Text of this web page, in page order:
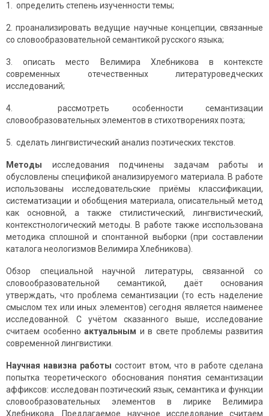
1. определить степень изученности темы;
2. проанализировать ведущие научные концепции, связанные
со словообразовательной семантикой русского языка;
3. описать место Велимира Хлебникова в контексте
современных отечественных литературоведческих
исследований;
4. рассмотреть особенности семантизации
словообразовательных элементов в стихотворениях поэта;
5. сделать лингвистический анализ поэтических текстов.
Методы исследования подчинены задачам работы и
обусловлены спецификой анализируемого материала. В работе
использованы исследовательские приёмы классификации,
систематизации и обобщения материала, описательный метод
как основной, а также стилистический, лингвистический,
контекстнологический методы. В работе также исспользована
методика сплошной и спонтанной выборки (при составлении
каталога неологизмов Велимира Хлебникова).
Обзор специальной научной литературы, связанной со
словообразовательной семантикой, даёт основания
утверждать, что проблема семантизации (то есть наделение
смыслом тех или иных элементов) сегодня является наименее
исследованной. С учётом сказанного выше, исследование
считаем особенноактуальным и в свете проблемы развития
современной лингвистики.
Научная навизна работысостоит втом, что в работе сделана
попытка теоретического обоснования понятия семантизации
аффиксов: исследован поэтический язык, семантика и функции
словообразовательных элементов в лирике Велимира
Хлебникова. Предлагаемое научное исследование считаем